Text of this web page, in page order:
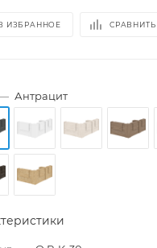
ИЗБРАННОЕ СРАВНИТЬ
Антрацит